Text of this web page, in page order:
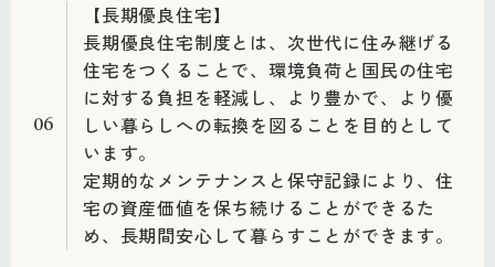
06
【長期優良住宅】
長期優良住宅制度とは、次世代に住み継げる
住宅をつくることで、環境負荷と国民の住宅
に対する負担を軽減し、より豊かで、より優
しい暮らしへの転換を図ることを目的として
います。
定期的なメンテナンスと保守記録により、住
宅の資産価値を保ち続けることができるた
め、長期間安心して暮らすことができます。